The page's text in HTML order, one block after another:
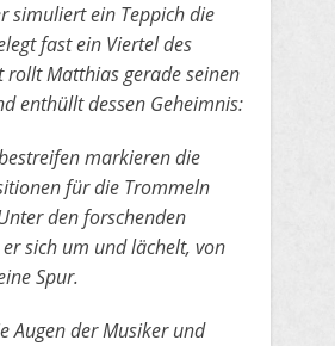
simuliert ein Teppich​die
fast ein Viertel des
rollt Matthias gerade seinen
enthüllt dessen Geheimnis:
markieren die
für die Trommeln
den forschenden
er​sich um und lächelt, von
Spur.
Augen der Musiker und